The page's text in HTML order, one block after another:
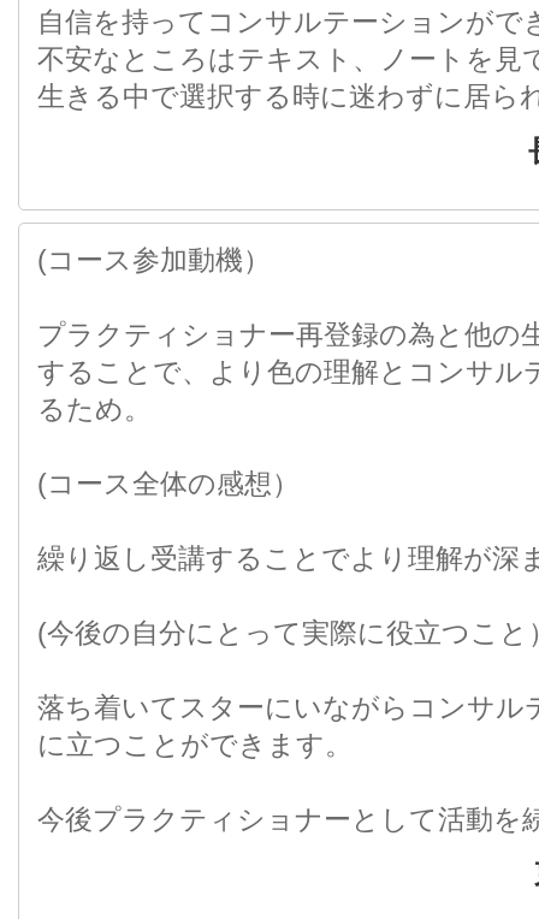
自信を持ってコンサルテーションがで
不安なところはテキスト、ノートを見
生きる中で選択する時に迷わずに居ら
(コース参加動機）
プラクティショナー再登録の為と他の
することで、より色の理解とコンサル
るため。
(コース全体の感想）
繰り返し受講することでより理解が深
(今後の自分にとって実際に役立つこと
落ち着いてスターにいながらコンサル
に立つことができます。
今後プラクティショナーとして活動を